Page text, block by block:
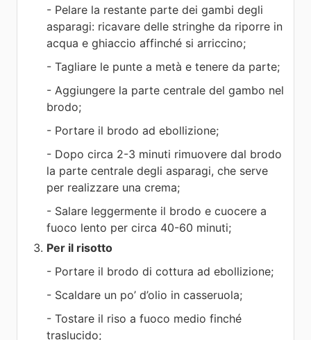
- Pelare la restante parte dei gambi degli
asparagi: ricavare delle stringhe da riporre in
acqua e ghiaccio affinché si arriccino;
- Tagliare le punte a metà e tenere da parte;
- Aggiungere la parte centrale del gambo nel
brodo;
- Portare il brodo ad ebollizione;
- Dopo circa 2-3 minuti rimuovere dal brodo
la parte centrale degli asparagi, che serve
per realizzare una crema;
- Salare leggermente il brodo e cuocere a
fuoco lento per circa 40-60 minuti;
Per il risotto
- Portare il brodo di cottura ad ebollizione;
- Scaldare un po’ d’olio in casseruola;
- Tostare il riso a fuoco medio finché
traslucido;